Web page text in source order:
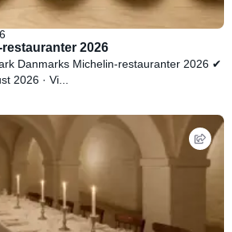
2026
Danmarks Michelin-restauranter 2026 ✔
2026 · Vi...